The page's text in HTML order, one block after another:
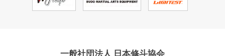
一般社団法人 日本修斗協会